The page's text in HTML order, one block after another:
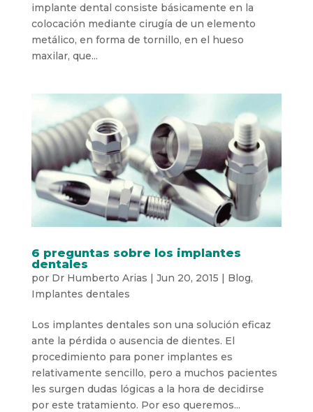
implante dental consiste básicamente en la
colocación mediante cirugía de un elemento
metálico, en forma de tornillo, en el hueso
maxilar, que...
6 preguntas sobre los implantes
dentales
por Dr Humberto Arias | Jun 20, 2015 | Blog,
Implantes dentales
Los implantes dentales son una solución eficaz
ante la pérdida o ausencia de dientes. El
procedimiento para poner implantes es
relativamente sencillo, pero a muchos pacientes
les surgen dudas lógicas a la hora de decidirse
por este tratamiento. Por eso queremos...